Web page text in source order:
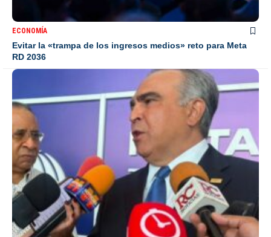
ECONOMÍA
Evitar la «trampa de los ingresos medios» reto para Meta
RD 2036